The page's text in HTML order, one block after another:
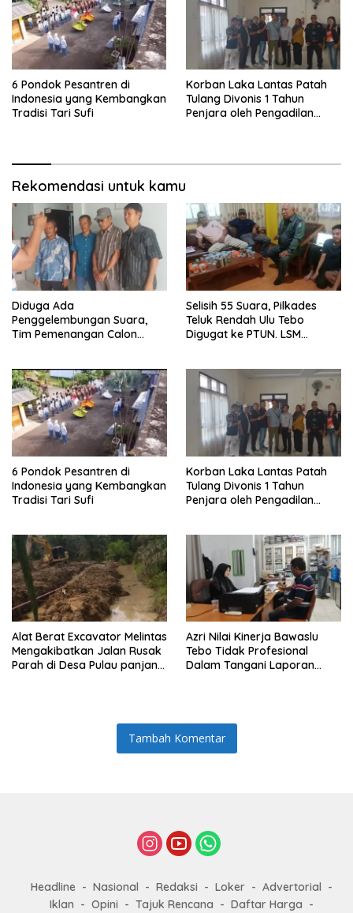
6 Pondok Pesantren di
Indonesia yang Kembangkan
Tradisi Tari Sufi
Korban Laka Lantas Patah
Tulang Divonis 1 Tahun
Penjara oleh Pengadilan
Rekomendasi untuk kamu
Diduga Ada
Penggelembungan Suara,
Tim Pemenangan Calon
DPMD Tebo
Selisih 55 Suara, Pilkades
Teluk Rendah Ulu Tebo
Digugat ke PTUN. LSM
6 Pondok Pesantren di
Indonesia yang Kembangkan
Tradisi Tari Sufi
Korban Laka Lantas Patah
Tulang Divonis 1 Tahun
Penjara oleh Pengadilan
Alat Berat Excavator Melintas
Mengakibatkan Jalan Rusak
Parah di Desa Pulau panjang
Azri Nilai Kinerja Bawaslu
Tebo Tidak Profesional
Dalam Tangani Laporan
Tambah Komentar
Headline Nasional Redaksi Loker
Advertorial
Iklan
Opini Tajuk Rencana Daftar Harga